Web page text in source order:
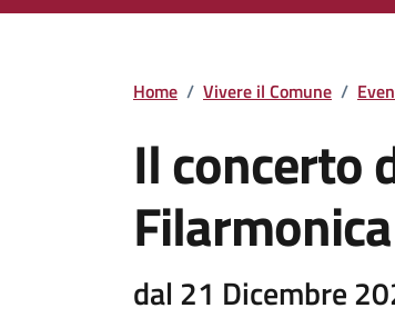
Home / Vivere il Comune /
Il concerto
dal 21 Dicembre